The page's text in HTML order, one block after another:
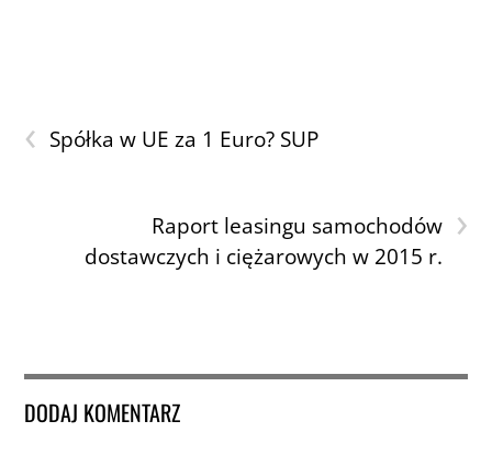
‹ Spółka w UE za 1 Euro? SUP
›
Raport leasingu samochodów
dostawczych i ciężarowych w 2015 r.
DODAJ KOMENTARZ